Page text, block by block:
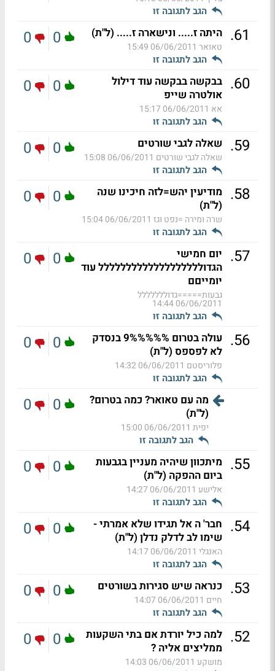
הגב לתגובה זו
61
. היתה ז..... ונישארה ז..... (ל"ת)
טאואר 06/06/2011 15:49
הגב לתגובה זו
0
0
60
. בבקשה בבקשה עוד דילול
אולטרה שייפ
אא 06/06/2011 15:17
הגב לתגובה זו
0
0
59
. שאלה לגבי שורטים
שאלה לגבי שורטים 06/06/2011 15:08
הגב לתגובה זו
0
0
58
. מודיעין יהש=לזה חיכינו שנה
(ל"ת)
שרה ומירה =נפט וגז 06/06/2011 15:04
הגב לתגובה זו
0
0
57
. יום חמישי
הגדוללללללללללללללללללל עוד
יומייםם
גבעות=====גדוללללללל
06/06/2011 14:44
הגב לתגובה זו
0
0
56
.
עולה בטרום 9%%%%% בנסדק
לא לפספס (ל"ת)
פלוריסטם 06/06/2011 14:32
הגב לתגובה זו
0
0
מה עם טאואר? כמה בטרום?
(ל"ת)
יפית 06/06/2011 15:00
הגב לתגובה זו
0
0
55
. מיתכוון שיהיה מעניין בגבעות
ביום ההפקה (ל"ת)
אלישע 06/06/2011 14:27
הגב לתגובה זו
0
0
54
. חבר' ה אל תגידו שלא אמרתי -
שימו לב לדלק נדלן (ל"ת)
האנגלי 06/06/2011 14:17
הגב לתגובה זו
0
0
53
. כנראה שיש סגירות בשורטים
חיים 06/06/2011 14:07
הגב לתגובה זו
0
0
52
. למה כיל יורדת אם בתי השקעות
ממליצים אליה ?
מושקע 06/06/2011 14:03
0
0